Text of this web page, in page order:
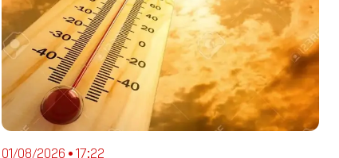
01/08/2026 • 17:22